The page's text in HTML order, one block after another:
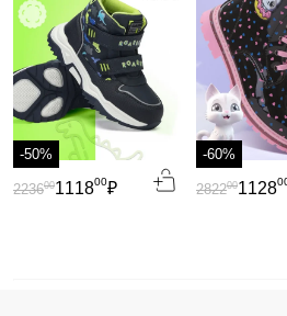
-50%
111800₽
223600
-60%
1128
282200